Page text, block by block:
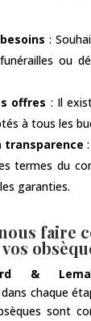
:
ou
offres : Il
à tous les
transparence
termes du
garanties.
faire
vos
&
chaque
sont